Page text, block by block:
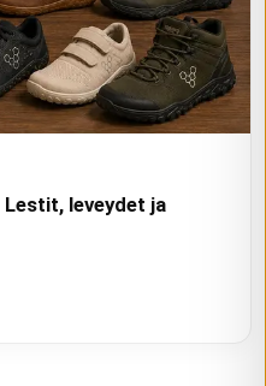
leveydet ja